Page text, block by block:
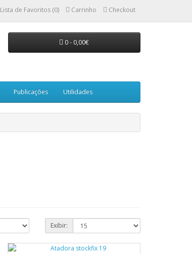
Lista de Favoritos (0) Carrinho Checkout
0 - 0,00€
Publicações Utilidades
Exibir: